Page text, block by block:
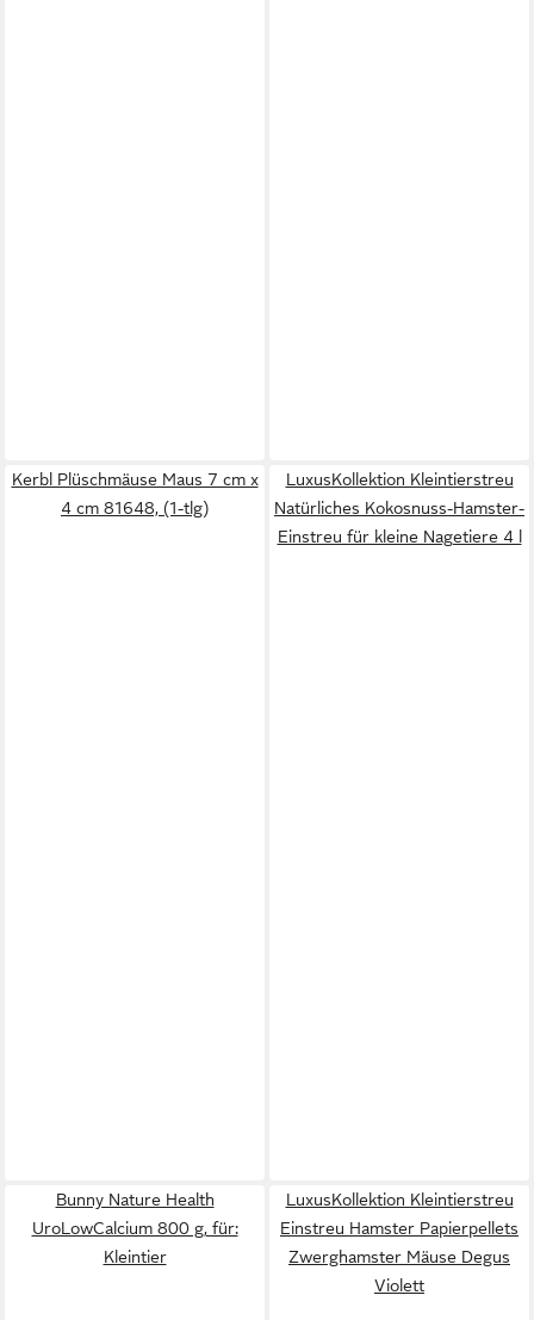
Kerbl Plüschmäuse Maus 7 cm x
4 cm 81648, (1-tlg)
LuxusKollektion Kleintierstreu
Natürliches Kokosnuss-Hamster-
Einstreu für kleine Nagetiere 4 l
Bunny Nature Health
UroLowCalcium 800 g, für:
Kleintier
LuxusKollektion Kleintierstreu
Einstreu Hamster Papierpellets
Zwerghamster Mäuse Degus
Violett